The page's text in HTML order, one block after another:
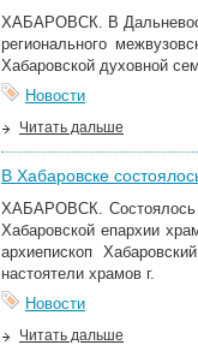
ХАБАРОВСК. В
регионального
Хабаровской духовной
Новости
Читать дальше
В Хабаровске
ХАБАРОВСК. Состоялось
Хабаровской епархии
архиепископ
настоятели храмов г.
Новости
Читать дальше